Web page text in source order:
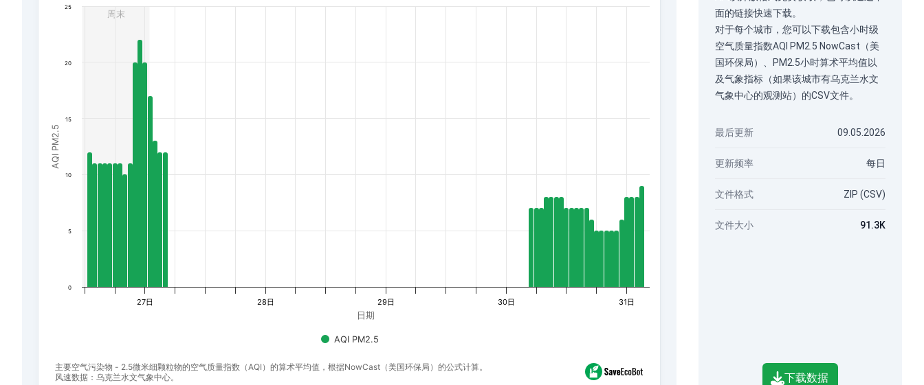
The chart has 1 Y axis displaying AQI PM2.5. Data ranges from 5 to 22.
主要空气污染物 - 2.5微米细颗粒物的空气质量指数（AQI）的算术平均值，根据NowCast（美国环保局）的公式计算。
风速数据：乌克兰水文气象中心。
周末
日期
AQI PM2.5
AQI PM2.5
27日 28日 29日 30日 31日
0
5
10
15
20
25
面的链接快速下载。
对于每个城市，您可以下载包含小时级
空气质量指数AQI PM2.5 NowCast（美
国环保局）、PM2.5小时算术平均值以
及气象指标（如果该城市有乌克兰水文
气象中心的观测站）的CSV文件。
最后更新 09.05.2026
更新频率 每日
文件格式 ZIP (CSV)
文件大小 91.3K
下载数据